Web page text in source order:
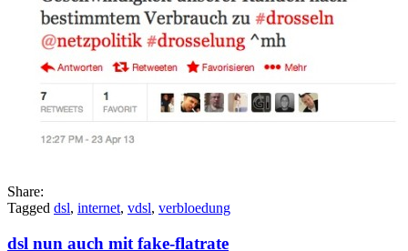
Share:
Tagged dsl, internet, vdsl, verbloedung
dsl nun auch mit fake-flatrate